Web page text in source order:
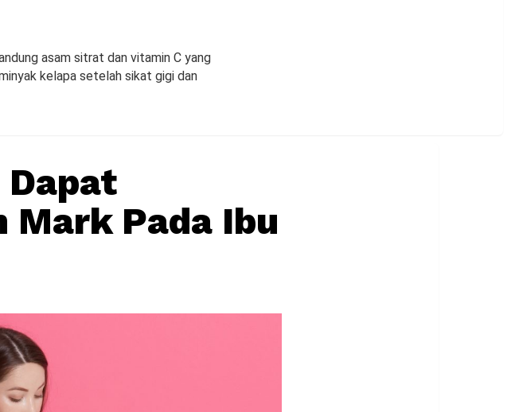
asam sitrat dan vitamin C yang
kelapa setelah sikat gigi dan
Dapat
Mark Pada Ibu